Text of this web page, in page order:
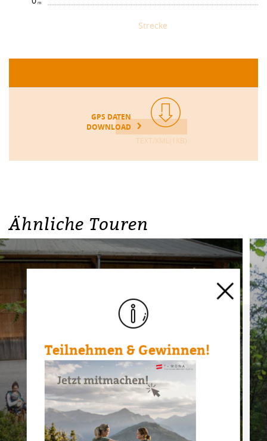
Teilnehmen & Gewinnen!
Strecke
GPS DATEN
DOWNLOAD
TEXT/XML(1KB)
Ähnliche Touren